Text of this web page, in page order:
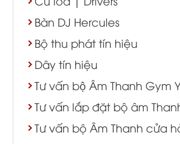
Bàn DJ Hercules
Bộ thu phát tín hiệu
Dây tín hiệu
Tư vấn bộ Âm Thanh Gym
Tư vấn lắp đặt bộ âm
Tư vấn bộ Âm Thanh cửa